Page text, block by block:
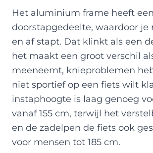
Het aluminium frame heeft
doorstapgedeelte, waardoor je
en af stapt. Dat klinkt als een
het maakt een groot verschil
meeneemt, knieproblemen
niet sportief op een fiets wilt
instaphoogte is laag genoeg
vanaf 155 cm, terwijl het
en de zadelpen de fiets ook
voor mensen tot 185 cm.